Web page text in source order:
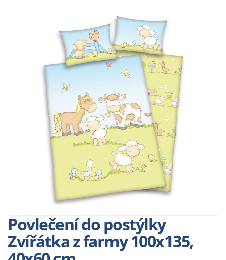
Povlečení do postýlky
Zvířátka z farmy 100x135,